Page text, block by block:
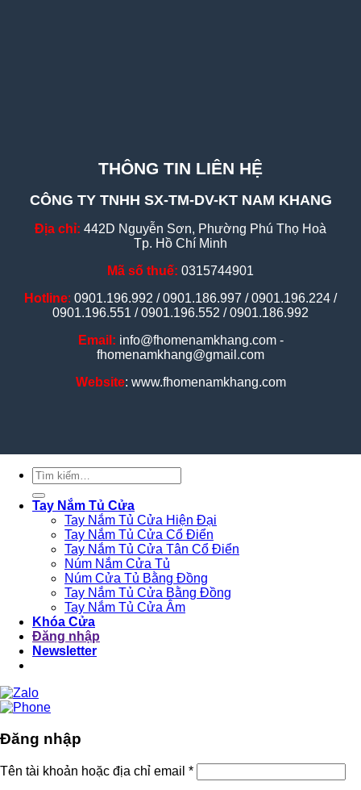
THÔNG TIN LIÊN HỆ
CÔNG TY TNHH SX-TM-DV-KT NAM KHANG
Địa chỉ: 442D Nguyễn Sơn, Phường Phú Thọ Hoà
Tp. Hồ Chí Minh
Mã số thuế: 0315744901
Hotline: 0901.196.992 / 0901.186.997 / 0901.196.224 /
0901.196.551 / 0901.196.552 / 0901.186.992
Email: info@fhomenamkhang.com -
fhomenamkhang@gmail.com
Website: www.fhomenamkhang.com
Tìm
kiếm:
Tay Nắm Tủ Cửa
Tay Nắm Tủ Cửa Hiện Đại
Tay Nắm Tủ Cửa Cổ Điển
Tay Nắm Tủ Cửa Tân Cổ Điển
Núm Nắm Cửa Tủ
Núm Cửa Tủ Bằng Đồng
Tay Nắm Tủ Cửa Bằng Đồng
Tay Nắm Tủ Cửa Âm
Khóa Cửa
Đăng nhập
Newsletter
Đăng nhập
Tên tài khoản hoặc địa chỉ email *